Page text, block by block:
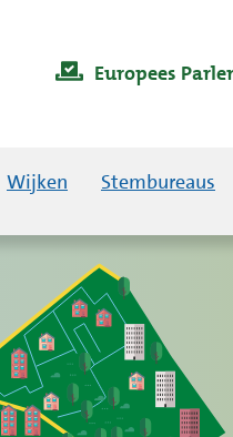
Europees
Wijken Stembureaus